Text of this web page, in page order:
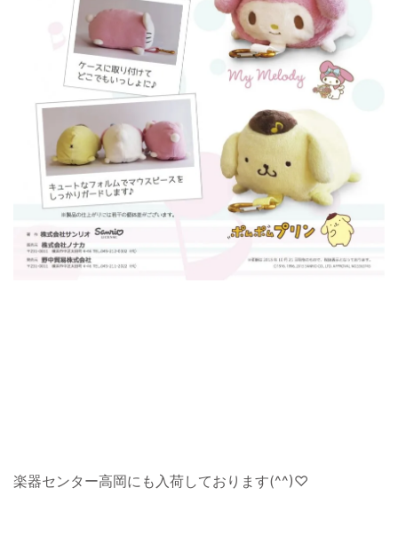
楽器センター高岡にも入荷しております(^^)♡